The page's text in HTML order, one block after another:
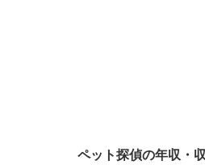
ペット探偵の年収・